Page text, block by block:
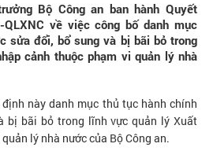
Bộ Công an ban hành Quyết
về việc công bố danh mục
sửa đổi, bổ sung và bị bãi bỏ trong
cảnh thuộc phạm vi quản lý nhà
này danh mục thủ tục hành chính
bị bãi bỏ trong lĩnh vực quản lý Xuất
lý nhà nước của Bộ Công an.